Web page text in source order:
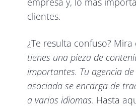
clientes.
¿Te resulta confuso?
tienes una pieza de
importantes. Tu agencia
asociada se encarga de
a varios idiomas. Hasta